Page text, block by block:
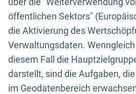
öffentlichen Sektors"
die Aktivierung des
Verwaltungsdaten.
diesem Fall die
darstellt, sind die Aufgaben,
im Geodatenbereich